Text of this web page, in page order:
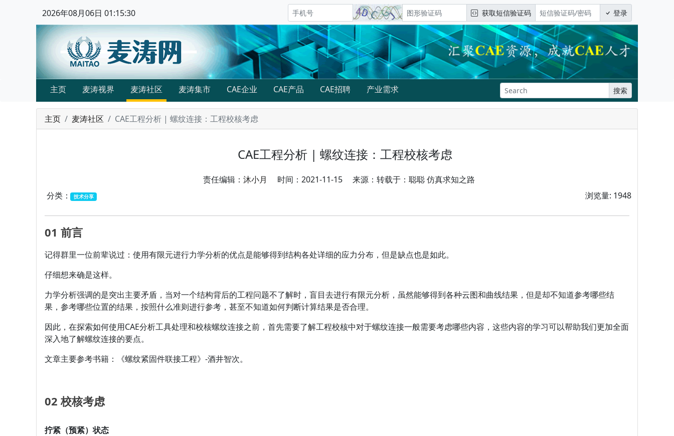
2026年08月06日 01:15:31 获取短信验证码 登录
主页 麦涛视界 麦涛社区 麦涛集市 CAE企业 CAE产品 CAE招聘 产业需求 搜索
主页 麦涛社区 CAE工程分析 | 螺纹连接：工程校核考虑
CAE工程分析 | 螺纹连接：工程校核考虑
责任编辑： 沐小月
时间：2021-11-15 来源：转载于：聪聪 仿真求知之路
分类：技术分享 浏览量: 1948
01 前言
记得群里一位前辈说过：使用有限元进行力学分析的优点是能够得到结构各处详细的应力分布，但是缺点也是如此。
仔细想来确是这样。
力学分析强调的是突出主要矛盾，当对一个结构背后的工程问题不了解时，盲目去进行有限元分析，虽然能够得到各种云图和曲线结果，但是却不知道参考哪些结
果，参考哪些位置的结果，按照什么准则进行参考，甚至不知道如何判断计算结果是否合理。
因此，在探索如何使用CAE分析工具处理和校核螺纹连接之前，首先需要了解工程校核中对于螺纹连接一般需要考虑哪些内容，这些内容的学习可以帮助我们更加全面
深入地了解螺纹连接的要点。
文章主要参考书籍：《螺纹紧固件联接工程》-酒井智次。
02 校核考虑
拧紧（预紧）状态